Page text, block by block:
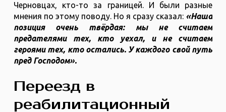
Черновцах, кто-то за границей. И были разные
мнения по этому поводу. Но я сразу сказал: «Наша
позиция очень твёрдая: мы не считаем
предателями тех, кто уехал, и не считаем
героями тех, кто остались. У каждого свой путь
пред Господом».
Переезд в
реабилитационный